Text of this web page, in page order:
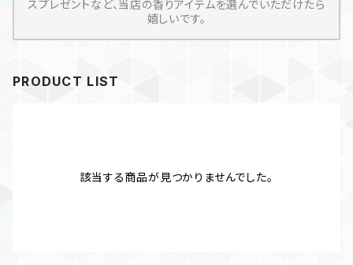
スプレゼントなど、当店の香りアイテムを選んでいただけたら
嬉しいです。
PRODUCT LIST
該当する商品が見つかりませんでした。